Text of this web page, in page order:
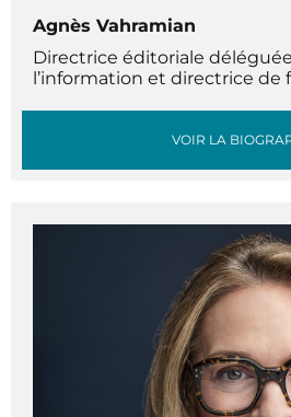
Agnès Vahramian
Directrice éditoriale
l’information et directrice de
VOIR LA